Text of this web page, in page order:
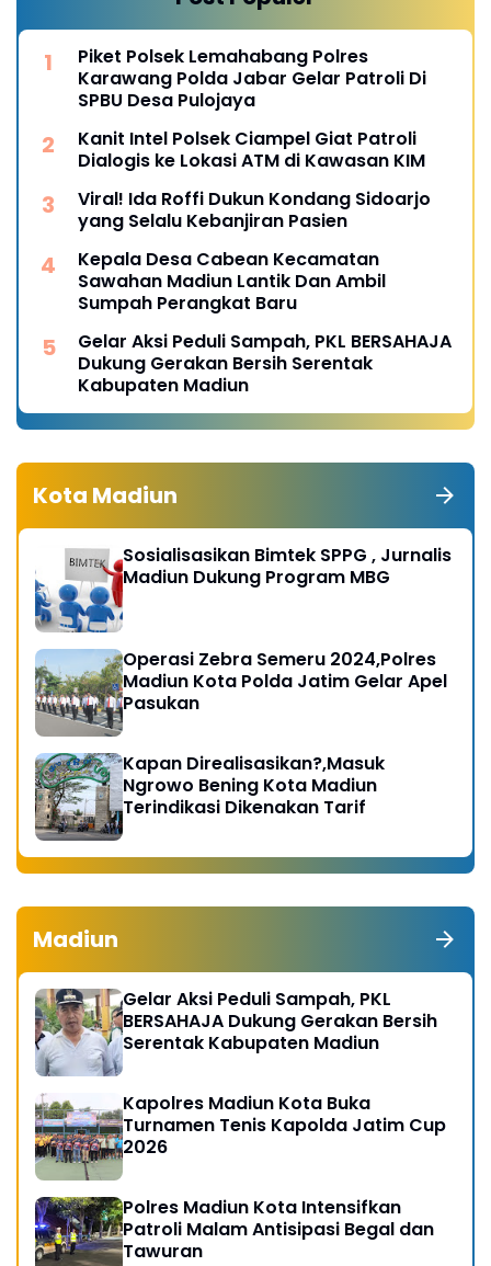
Piket Polsek Lemahabang Polres
Karawang Polda Jabar Gelar Patroli Di
SPBU Desa Pulojaya
Kanit Intel Polsek Ciampel Giat Patroli
Dialogis ke Lokasi ATM di Kawasan KIM
Viral! Ida Roffi Dukun Kondang Sidoarjo
yang Selalu Kebanjiran Pasien
Kepala Desa Cabean Kecamatan
Sawahan Madiun Lantik Dan Ambil
Sumpah Perangkat Baru
Gelar Aksi Peduli Sampah, PKL BERSAHAJA
Dukung Gerakan Bersih Serentak
Kabupaten Madiun
Kota Madiun
Sosialisasikan Bimtek SPPG , Jurnalis
Madiun Dukung Program MBG
Operasi Zebra Semeru 2024,Polres
Madiun Kota Polda Jatim Gelar Apel
Pasukan
Kapan Direalisasikan?,Masuk
Ngrowo Bening Kota Madiun
Terindikasi Dikenakan Tarif
Madiun
Gelar Aksi Peduli Sampah, PKL
BERSAHAJA Dukung Gerakan Bersih
Serentak Kabupaten Madiun
Kapolres Madiun Kota Buka
Turnamen Tenis Kapolda Jatim Cup
2026
Polres Madiun Kota Intensifkan
Patroli Malam Antisipasi Begal dan
Tawuran